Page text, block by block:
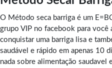
O Método seca barriga é um
grupo VIP no facebook para você
conquistar uma barriga lisa e
saudável e rápido em apenas 10
nada sobre alimentação saudavel